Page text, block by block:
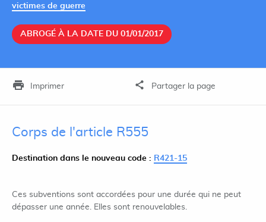
victimes de guerre
ABROGÉ À LA DATE DU 01/01/2017
Imprimer Partager la page
Corps de l'article R555
Destination dans le nouveau code : R421-15
Ces subventions sont accordées pour une durée qui ne peut
dépasser une année. Elles sont renouvelables.